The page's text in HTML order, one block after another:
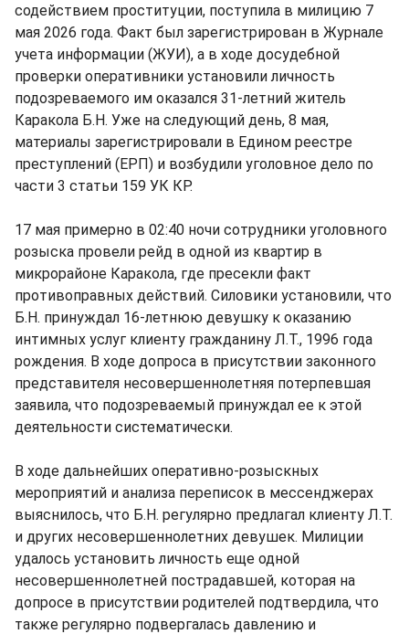
содействием проституции, поступила в милицию 7
мая 2026 года. Факт был зарегистрирован в Журнале
учета информации (ЖУИ), а в ходе досудебной
проверки оперативники установили личность
подозреваемого им оказался 31-летний житель
Каракола Б.Н. Уже на следующий день, 8 мая,
материалы зарегистрировали в Едином реестре
преступлений (ЕРП) и возбудили уголовное дело по
части 3 статьи 159 УК КР.
17 мая примерно в 02:40 ночи сотрудники уголовного
розыска провели рейд в одной из квартир в
микрорайоне Каракола, где пресекли факт
противоправных действий. Силовики установили, что
Б.Н. принуждал 16-летнюю девушку к оказанию
интимных услуг клиенту гражданину Л.Т., 1996 года
рождения. В ходе допроса в присутствии законного
представителя несовершеннолетняя потерпевшая
заявила, что подозреваемый принуждал ее к этой
деятельности систематически.
В ходе дальнейших оперативно-розыскных
мероприятий и анализа переписок в мессенджерах
выяснилось, что Б.Н. регулярно предлагал клиенту Л.Т.
и других несовершеннолетних девушек. Милиции
удалось установить личность еще одной
несовершеннолетней пострадавшей, которая на
допросе в присутствии родителей подтвердила, что
также регулярно подвергалась давлению и